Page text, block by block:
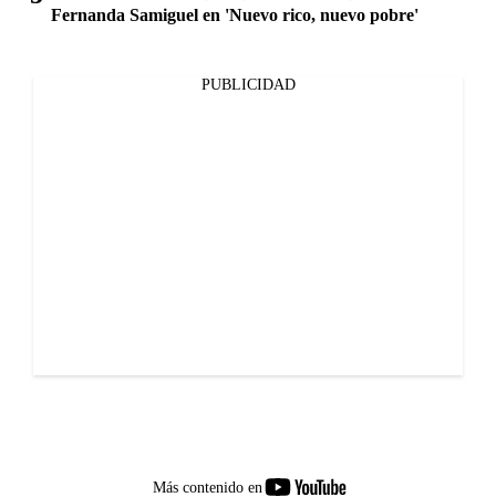
Fernanda Samiguel en 'Nuevo rico, nuevo pobre'
PUBLICIDAD
Más contenido en
youtube-